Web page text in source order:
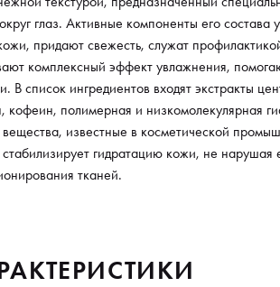
глаз. Активные компоненты его
придают свежесть, служат
комплексный эффект увлажнения,
В список ингредиентов входят экстракты
кофеин, полимерная и низкомолекулярная
вещества, известные в косметической
стабилизирует гидратацию кожи, не нарушая
тканей.